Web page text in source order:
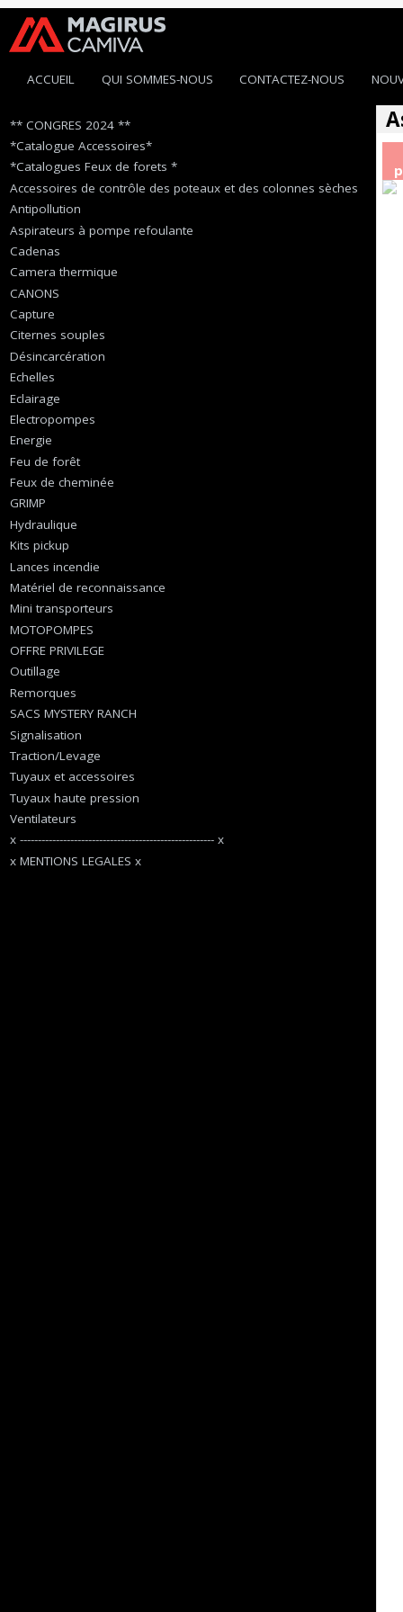
ACCUEIL QUI SOMMES-NOUS CONTACTEZ-NOUS
** CONGRES 2024 **
*Catalogue Accessoires*
*Catalogues Feux de forets *
Accessoires de contrôle des poteaux et des colonnes sèches
Antipollution
Aspirateurs à pompe refoulante
Cadenas
Camera thermique
CANONS
Capture
Citernes souples
Désincarcération
Echelles
Eclairage
Electropompes
Energie
Feu de forêt
Feux de cheminée
GRIMP
Hydraulique
Kits pickup
Lances incendie
Matériel de reconnaissance
Mini transporteurs
MOTOPOMPES
OFFRE PRIVILEGE
Outillage
Remorques
SACS MYSTERY RANCH
Signalisation
Traction/Levage
Tuyaux et accessoires
Tuyaux haute pression
Ventilateurs
x ------------------------------------------------------ x
x MENTIONS LEGALES x